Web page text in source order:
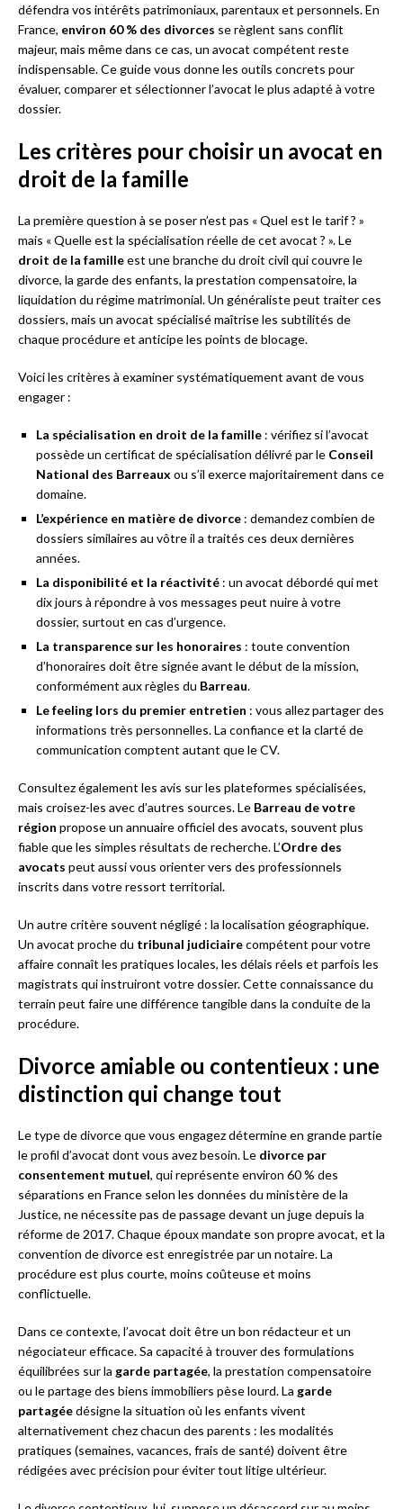
défendra vos intérêts patrimoniaux, parentaux et personnels. En
France, environ 60 % des divorces se règlent sans conflit
majeur, mais même dans ce cas, un avocat compétent reste
indispensable. Ce guide vous donne les outils concrets pour
évaluer, comparer et sélectionner l’avocat le plus adapté à votre
dossier.
Les critères pour choisir un avocat en
droit de la famille
La première question à se poser n’est pas « Quel est le tarif ? »
mais « Quelle est la spécialisation réelle de cet avocat ? ». Le
droit de la familleest une branche du droit civil qui couvre le
divorce, la garde des enfants, la prestation compensatoire, la
liquidation du régime matrimonial. Un généraliste peut traiter ces
dossiers, mais un avocat spécialisé maîtrise les subtilités de
chaque procédure et anticipe les points de blocage.
Voici les critères à examiner systématiquement avant de vous
engager :
La spécialisation en droit de la famille : vérifiez si l’avocat
possède un certificat de spécialisation délivré par le Conseil
National des Barreaux ou s’il exerce majoritairement dans ce
domaine.
L’expérience en matière de divorce : demandez combien de
dossiers similaires au vôtre il a traités ces deux dernières
années.
La disponibilité et la réactivité : un avocat débordé qui met
dix jours à répondre à vos messages peut nuire à votre
dossier, surtout en cas d’urgence.
La transparence sur les honoraires : toute convention
d’honoraires doit être signée avant le début de la mission,
conformément aux règles du Barreau.
Le feeling lors du premier entretien : vous allez partager des
informations très personnelles. La confiance et la clarté de
communication comptent autant que le CV.
Consultez également les avis sur les plateformes spécialisées,
mais croisez-les avec d’autres sources. Le Barreau de votre
région propose un annuaire officiel des avocats, souvent plus
fiable que les simples résultats de recherche. L’Ordre des
avocats peut aussi vous orienter vers des professionnels
inscrits dans votre ressort territorial.
Un autre critère souvent négligé : la localisation géographique.
Un avocat proche du tribunal judiciairecompétent pour votre
affaire connaît les pratiques locales, les délais réels et parfois les
magistrats qui instruiront votre dossier. Cette connaissance du
terrain peut faire une différence tangible dans la conduite de la
procédure.
Divorce amiable ou contentieux : une
distinction qui change tout
Le type de divorce que vous engagez détermine en grande partie
le profil d’avocat dont vous avez besoin. Le divorce par
consentement mutuel, qui représente environ 60 % des
séparations en France selon les données du ministère de la
Justice, ne nécessite pas de passage devant un juge depuis la
réforme de 2017. Chaque époux mandate son propre avocat, et la
convention de divorce est enregistrée par un notaire. La
procédure est plus courte, moins coûteuse et moins
conflictuelle.
Dans ce contexte, l’avocat doit être un bon rédacteur et un
négociateur efficace. Sa capacité à trouver des formulations
équilibrées sur la garde partagée, la prestation compensatoire
ou le partage des biens immobiliers pèse lourd. La garde
partagéedésigne la situation où les enfants vivent
alternativement chez chacun des parents : les modalités
pratiques (semaines, vacances, frais de santé) doivent être
rédigées avec précision pour éviter tout litige ultérieur.